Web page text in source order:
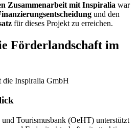
Zusammenarbeit mit Inspiralia war
und den
für dieses Projekt zu erreichen.
Förderlandschaft im
Tourismusbank (OeHT) unterstützt